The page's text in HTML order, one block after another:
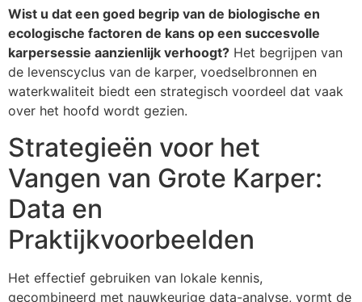
Wist u dat een goed begrip van de biologische en
ecologische factoren de kans op een succesvolle
karpersessie aanzienlijk verhoogt? Het begrijpen van
de levenscyclus van de karper, voedselbronnen en
waterkwaliteit biedt een strategisch voordeel dat vaak
over het hoofd wordt gezien.
Strategieën voor het
Vangen van Grote Karper:
Data en
Praktijkvoorbeelden
Het effectief gebruiken van lokale kennis,
gecombineerd met nauwkeurige data-analyse, vormt de